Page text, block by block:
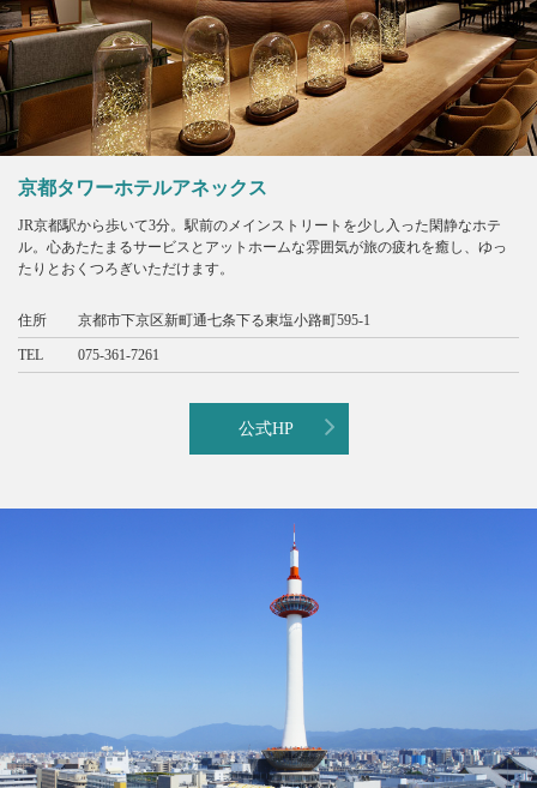
京都タワーホテルアネックス
JR京都駅から歩いて3分。駅前のメインストリートを少し入った閑静なホテ
ル。心あたたまるサービスとアットホームな雰囲気が旅の疲れを癒し、ゆっ
たりとおくつろぎいただけます。
住所 京都市下京区新町通七条下る東塩小路町595-1
TEL 075-361-7261
公式HP